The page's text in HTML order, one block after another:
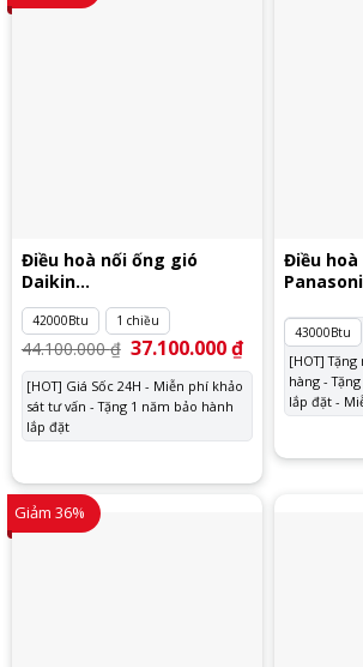
Điều hoà nối ống gió
Daikin
FDMNQ42MV1/RNQ42MY1
42000Btu 1 chiều
44.100.000₫ Giá
gốc
là:
44.100.000 ₫.
37.100.000₫Giá
tại
37.100.000 ₫.
[HOT] Giá Sốc 24H - Miễn phí khảo
sát tư vấn - Tặng 1 năm bảo hành
lắp đặt
Điều
43000Btu
[HOT]
hàng -
lắp đặt -
Giảm 36%